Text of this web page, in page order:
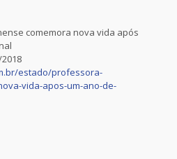
comemora nova vida após
estado/professora-
vida-apos-um-ano-de-